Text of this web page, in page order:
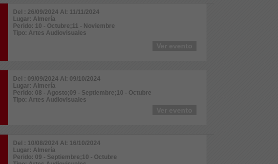
Del : 26/09/2024 Al: 11/11/2024
Lugar: Almería
Perido: 10 - Octubre;11 - Noviembre
Tipo: Artes Audiovisuales
Del : 09/09/2024 Al: 09/10/2024
Lugar: Almería
Perido: 08 - Agosto;09 - Septiembre;10 - Octubre
Tipo: Artes Audiovisuales
Del : 10/08/2024 Al: 16/10/2024
Lugar: Almería
Perido: 09 - Septiembre;10 - Octubre